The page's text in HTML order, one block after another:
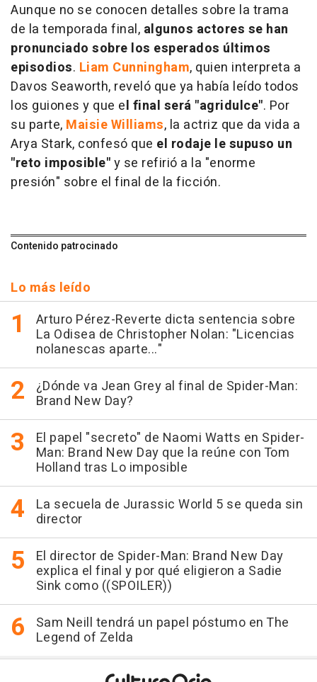
Aunque no se conocen detalles sobre la trama
de la temporada final, algunos actores se han
pronunciado sobre los esperados últimos
episodios. Liam Cunningham, quien interpreta a
Davos Seaworth, reveló que ya había leído todos
los guiones y que el final será "agridulce". Por
su parte, Maisie Williams, la actriz que da vida a
Arya Stark, confesó que el rodaje le supuso un
"reto imposible"y se refirió a la "enorme
presión" sobre el final de la ficción.
Contenido patrocinado
Lo más leído
Arturo Pérez-Reverte dicta sentencia sobre
La Odisea de Christopher Nolan: "Licencias
nolanescas aparte..."
¿Dónde va Jean Grey al final de Spider-Man:
Brand New Day?
El papel "secreto" de Naomi Watts en Spider-
Man: Brand New Day que la reúne con Tom
Holland tras Lo imposible
La secuela de Jurassic World 5 se queda sin
director
El director de Spider-Man: Brand New Day
explica el final y por qué eligieron a Sadie
Sink como ((SPOILER))
Sam Neill tendrá un papel póstumo en The
Legend of Zelda